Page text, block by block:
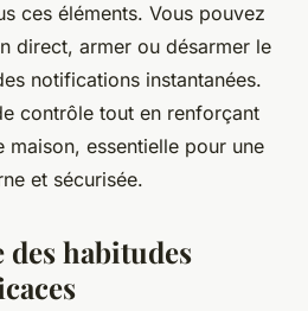
ces éléments. Vous pouvez
direct, armer ou désarmer le
notifications instantanées.
contrôle tout en renforçant
essentielle pour une
et sécurisée.
des habitudes